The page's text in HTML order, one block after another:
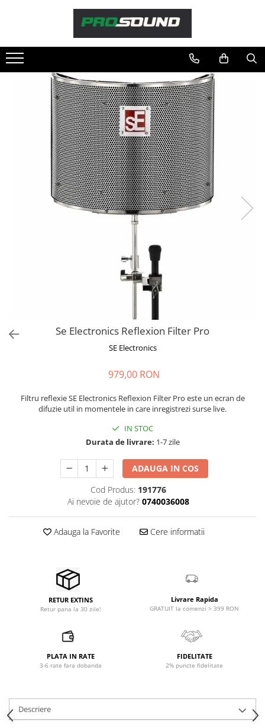
Sonorizare / PA
Accesorii sonorizare, PA
Adaptoare phantom
Adresare publica 100V
Amplificatoare Audio
Boxe Audio
Ecrane de difuzie
Mixere audio
Monitorizare In-Ear
Pickup-uri, platane & accesorii
Stabilizatoare de tensiune UPS si
Accesorii de microfoane
Microfoane de masurare si
Microfoane de Suprafata
Microfoane de voce si live
Microfoane lavaliera si headset
Microfoane podcast, USB, iOS /
Microfoane pt Camere Video
Microfoane pt instalatii si
Microfoane stereo
Microfoane Suspendabile
Microfoane wireless si sisteme
Studio si inregistrari
Accesorii de microfoane
Clape MIDI
Controllere MIDI - USB DAW
Se Electronics Reflexion Filter Pro
SE Electronics
979,00 RON
Filtru reflexie SE Electronics Reflexion Filter Pro este un ecran de
difuzie util in momentele in care inregistrezi surse live.
IN STOC
Durata de livrare: 1-7 zile
ADAUGA IN COS
Cod Produs: 191776
Ai nevoie de ajutor? 0740036008
Adauga la Favorite Cere informatii
RETUR EXTINS
Retur pana la 30 zile!
Livrare Rapida
GRATUIT la comenzi > 399 RON
PLATA IN RATE
3-6 rate fara dobanda
FIDELITATE
2% puncte fidelitate
Descriere